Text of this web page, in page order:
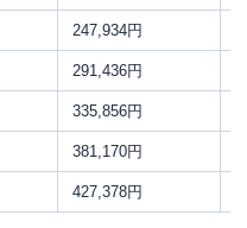
247,934円
291,436円
335,856円
381,170円
427,378円